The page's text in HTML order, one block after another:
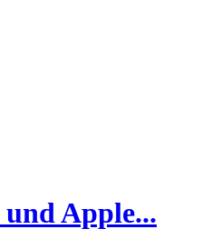
und Apple...